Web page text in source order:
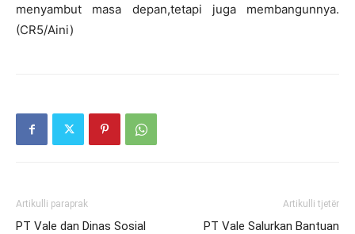
menyambut masa depan,tetapi juga membangunnya.
(CR5/Aini)
Artikulli paraprak
PT Vale dan Dinas Sosial
Artikulli tjetër
PT Vale Salurkan Bantuan